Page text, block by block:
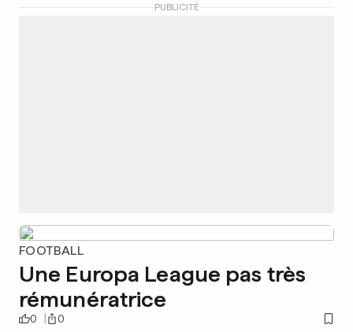
PUBLICITÉ
FOOTBALL
Une Europa League pas très
rémunératrice
0 0